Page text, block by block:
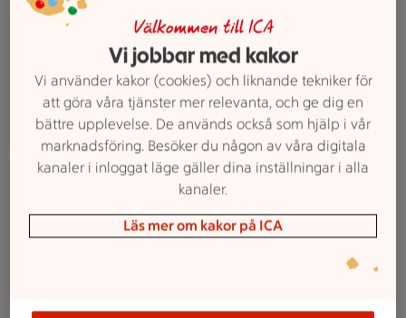
En hand som håller en mobiltelefon med ICA to go appen
Våra tjänster
Hos ICA Änge erbjuder vi Ica Togo – en obemannad
butik där du snabbt och enkelt kan handla mat och
vardagsvaror när det passar dig, dygnet runt.
Logo systembolaget
Som systembolagsombud erbjuder ICA Änge en
Välkommen till ICA
Vi jobbar med kakor
Vi använder kakor (cookies) och liknande tekniker för
att göra våra tjänster mer relevanta, och ge dig en
bättre upplevelse. De används också som hjälp i vår
marknadsföring. Besöker du någon av våra digitala
kanaler i inloggat läge gäller dina inställningar i alla
kanaler.
Läs mer om kakor på ICA